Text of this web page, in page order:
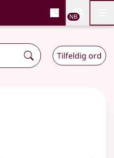
og
NB
Tilfeldig ord